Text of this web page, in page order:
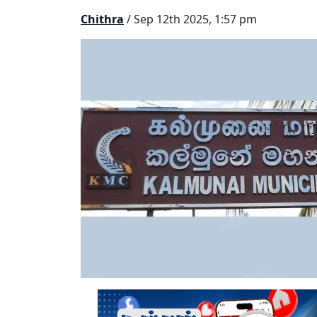
Chithra / Sep 12th 2025, 1:57 pm